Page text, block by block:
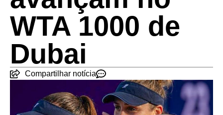
WTA 1000 de
Dubai
Compartilhar notícia